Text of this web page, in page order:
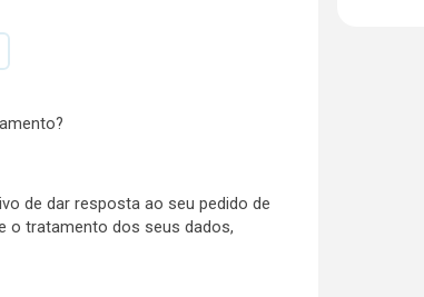
de dar resposta ao seu pedido de
o tratamento dos seus dados,